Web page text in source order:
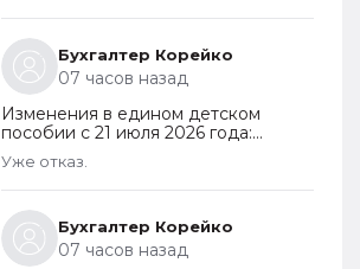
Бухгалтер Корейко
07 часов назад
Изменения в едином детском
пособии с 21 июля 2026 года:
пересмотр правила нулевого
дохода и новый порядок
оформления пособий по месту
пребывания
Уже отказ.
Бухгалтер Корейко
07 часов назад